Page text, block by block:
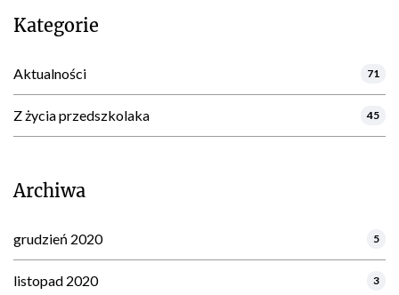
Kategorie
Aktualności 71
Z życia przedszkolaka 45
Archiwa
grudzień 2020 5
listopad 2020 3